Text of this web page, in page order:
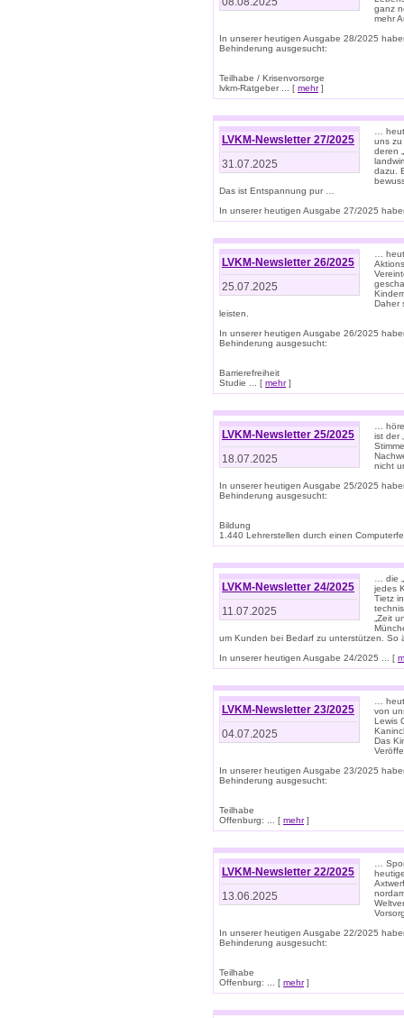
ganz
mehr
In unserer heutigen Ausgabe 28/2025
Behinderung ausgesucht:
Teilhabe / Krisenvorsorge
lvkm-Ratgeber ... [ mehr]
LVKM-Newsletter 27/2025
31.07.2025
…
uns zu
deren
dazu.
Das ist Entspannung pur …
In unserer heutigen Ausgabe 27/2025
LVKM-Newsletter 26/2025
25.07.2025
…
Daher
leisten.
In unserer heutigen Ausgabe 26/2025
Behinderung ausgesucht:
Barrierefreiheit
Studie ... [ mehr]
LVKM-Newsletter 25/2025
18.07.2025
…
ist der
nicht
In unserer heutigen Ausgabe 25/2025
Behinderung ausgesucht:
Bildung
1.440 Lehrerstellen durch einen
LVKM-Newsletter 24/2025
11.07.2025
… die
jedes
Tietz
„Zeit
um Kunden bei Bedarf zu unterstützen.
In unserer heutigen Ausgabe 24/2025 ... [
LVKM-Newsletter 23/2025
04.07.2025
…
von
Lewis
Das
In unserer heutigen Ausgabe 23/2025
Behinderung ausgesucht:
Teilhabe
Offenburg: ... [ mehr]
LVKM-Newsletter 22/2025
13.06.2025
…
In unserer heutigen Ausgabe 22/2025
Behinderung ausgesucht:
Teilhabe
Offenburg: ... [ mehr]